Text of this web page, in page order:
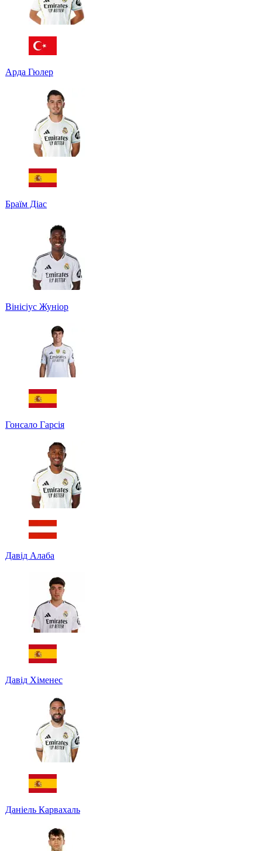
Арда Гюлер
Браїм Діас
Вінісіус Жуніор
Гонсало Гарсія
Давід Алаба
Давід Хіменес
Даніель Карвахаль